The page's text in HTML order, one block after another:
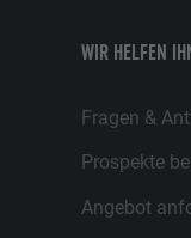
WIR HELFEN
Fragen &
Prospekte
Angebot